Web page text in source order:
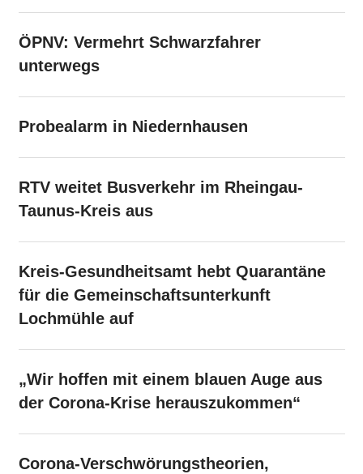
ÖPNV: Vermehrt Schwarzfahrer
unterwegs
Probealarm in Niedernhausen
RTV weitet Busverkehr im Rheingau-
Taunus-Kreis aus
Kreis-Gesundheitsamt hebt Quarantäne
für die Gemeinschaftsunterkunft
Lochmühle auf
„Wir hoffen mit einem blauen Auge aus
der Corona-Krise herauszukommen“
Corona-Verschwörungstheorien,